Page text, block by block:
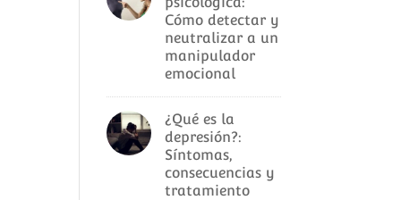
Cómo detectar y
neutralizar a un
manipulador
emocional
¿Qué es la
depresión?:
Síntomas,
consecuencias y
tratamiento